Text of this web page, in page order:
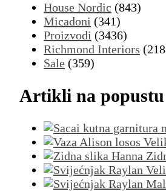
House Nordic (843)
Micadoni (341)
Proizvodi (3436)
Richmond Interiors
Sale (359)
Artikli na popustu